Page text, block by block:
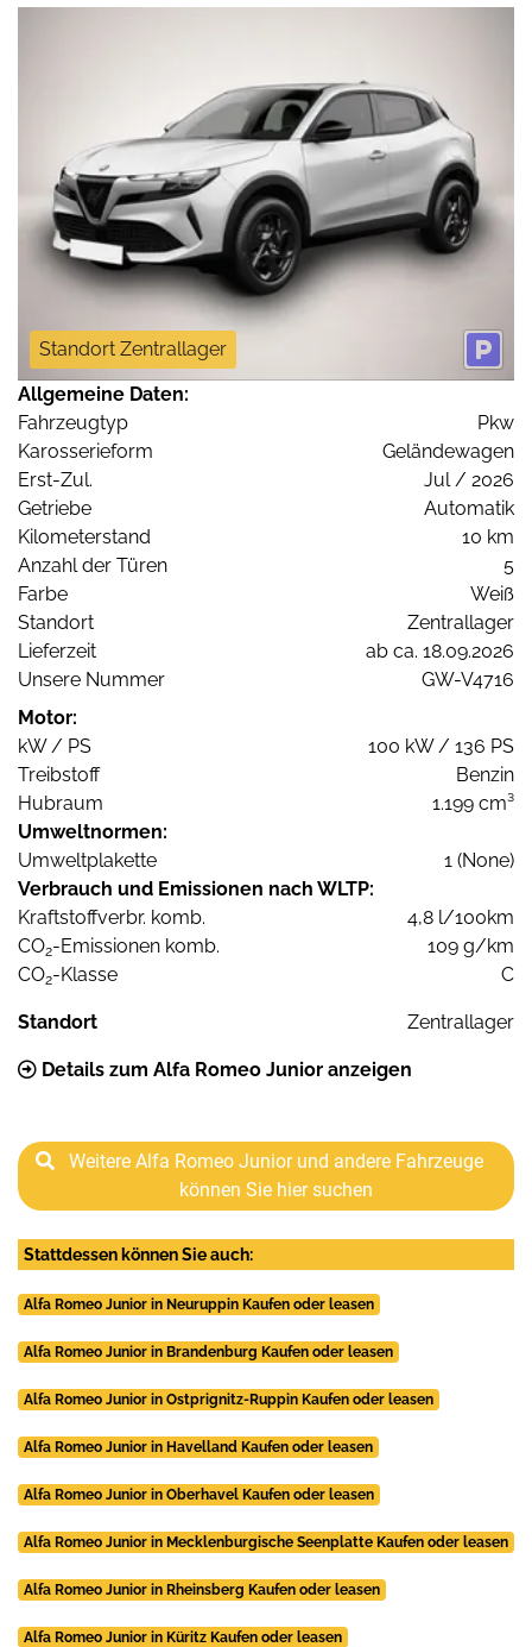
Standort Zentrallager
Allgemeine Daten:
Fahrzeugtyp
Pkw
Karosserieform
Geländewagen
Erst-Zul.
Jul / 2026
Getriebe
Automatik
Kilometerstand
10 km
Anzahl der Türen
5
Farbe
Weiß
Standort
Zentrallager
Lieferzeit
ab ca. 18.09.2026
Unsere Nummer
GW-V4716
Motor:
kW / PS
100 kW / 136 PS
Treibstoff
Benzin
Hubraum
1.199 cm³
Umweltnormen:
Umweltplakette
1 (None)
Verbrauch und Emissionen nach WLTP:
Kraftstoffverbr. komb.
4,8 l/100km
CO2-Emissionen komb.
109 g/km
CO2-Klasse C
Standort Zentrallager
Details zum Alfa Romeo Junior anzeigen
Weitere Alfa Romeo Junior und andere Fahrzeuge
können Sie hier suchen
Stattdessen können Sie auch:
Alfa Romeo Junior in Neuruppin Kaufen oder leasen
Alfa Romeo Junior in Brandenburg Kaufen oder leasen
Alfa Romeo Junior in Ostprignitz-Ruppin Kaufen oder leasen
Alfa Romeo Junior in Havelland Kaufen oder leasen
Alfa Romeo Junior in Oberhavel Kaufen oder leasen
Alfa Romeo Junior in Mecklenburgische Seenplatte Kaufen oder leasen
Alfa Romeo Junior in Rheinsberg Kaufen oder leasen
Alfa Romeo Junior in Küritz Kaufen oder leasen